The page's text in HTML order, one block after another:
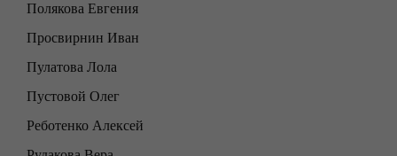
Полякова Евгения
Просвирнин Иван
Пулатова Лола
Пустовой Олег
Реботенко Алексей